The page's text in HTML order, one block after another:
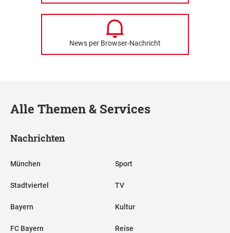
News per Browser-Nachricht
Alle Themen & Services
Nachrichten
München
Stadtviertel
Bayern
FC Bayern
Sport
TV
Kultur
Reise